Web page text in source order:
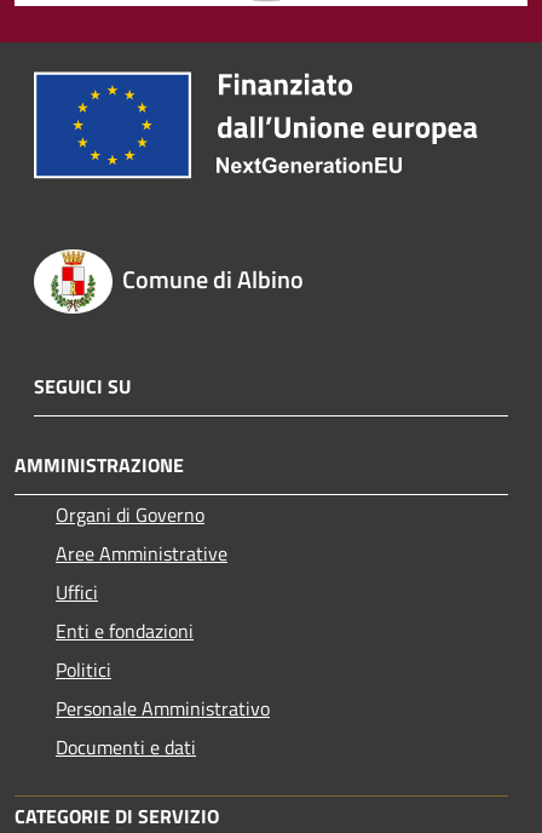
Comune di Albino
SEGUICI SU
AMMINISTRAZIONE
Organi di Governo
Aree Amministrative
Uffici
Enti e fondazioni
Politici
Personale Amministrativo
Documenti e dati
CATEGORIE DI SERVIZIO